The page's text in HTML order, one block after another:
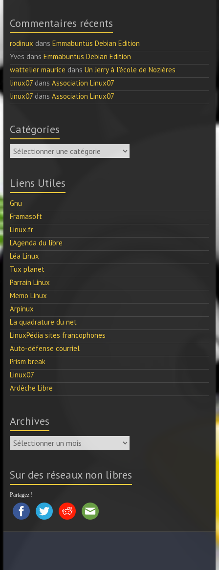
Commentaires récents
rodinux dans Emmabuntüs Debian Edition
Yves dans Emmabuntüs Debian Edition
wattelier maurice dans Un Jerry à l’école de Nozières
linux07dans Association Linux07
linux07dans Association Linux07
Catégories
Catégories
Liens Utiles
Gnu
Framasoft
Linux.fr
L’Agenda du libre
Léa Linux
Tux planet
Parrain Linux
Memo Linux
Arpinux
La quadrature du net
LinuxPédia sites francophones
Auto-défense courriel
Prism break
Linux07
Ardèche Libre
Archives
Archives
Sur des réseaux non libres
Partagez !